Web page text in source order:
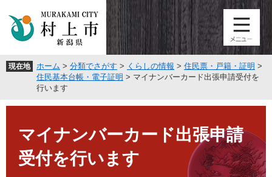
頭
。
飛
て
現在地 ホーム > 分類でさがす > くらしの情報 > 住民票・戸籍・証明 >
住民基本台帳・電子証明 > マイナンバーカード出張申請受付を
行います
マイナンバーカード出張申請
受付を行います